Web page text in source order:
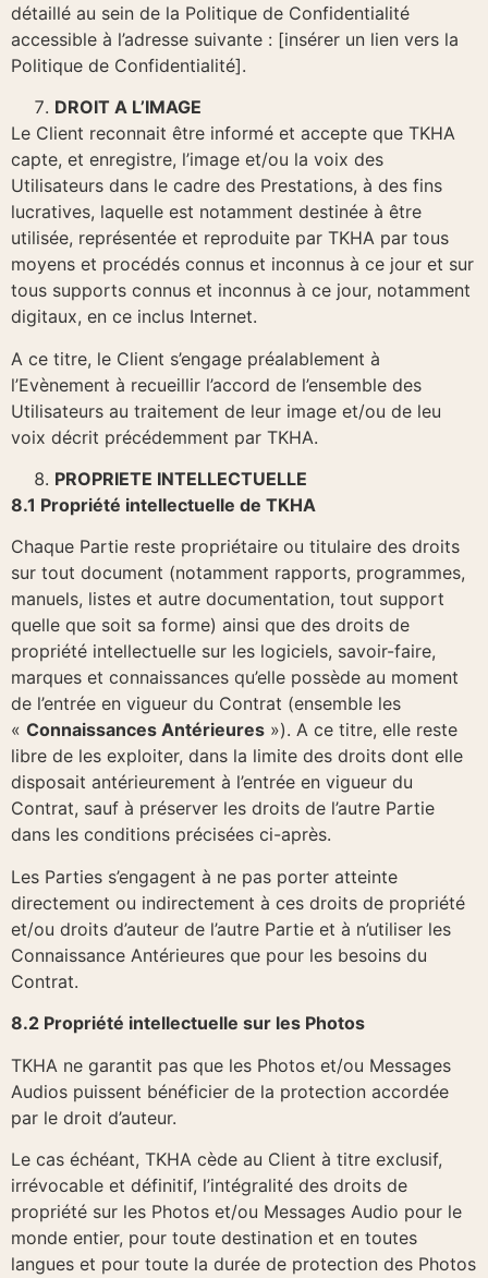
détaillé au sein de la Politique de Confidentialité
accessible à l’adresse suivante : [insérer un lien vers la
Politique de Confidentialité].
DROIT A L’IMAGE
Le Client reconnait être informé et accepte que TKHA
capte, et enregistre, l’image et/ou la voix des
Utilisateurs dans le cadre des Prestations, à des fins
lucratives, laquelle est notamment destinée à être
utilisée, représentée et reproduite par TKHA par tous
moyens et procédés connus et inconnus à ce jour et sur
tous supports connus et inconnus à ce jour, notamment
digitaux, en ce inclus Internet.
A ce titre, le Client s’engage préalablement à
l’Evènement à recueillir l’accord de l’ensemble des
Utilisateurs au traitement de leur image et/ou de leu
voix décrit précédemment par TKHA.
PROPRIETE INTELLECTUELLE
8.1 Propriété intellectuelle de TKHA
Chaque Partie reste propriétaire ou titulaire des droits
sur tout document (notamment rapports, programmes,
manuels, listes et autre documentation, tout support
quelle que soit sa forme) ainsi que des droits de
propriété intellectuelle sur les logiciels, savoir-faire,
marques et connaissances qu’elle possède au moment
de l’entrée en vigueur du Contrat (ensemble les
« Connaissances Antérieures »). A ce titre, elle reste
libre de les exploiter, dans la limite des droits dont elle
disposait antérieurement à l’entrée en vigueur du
Contrat, sauf à préserver les droits de l’autre Partie
dans les conditions précisées ci-après.
Les Parties s’engagent à ne pas porter atteinte
directement ou indirectement à ces droits de propriété
et/ou droits d’auteur de l’autre Partie et à n’utiliser les
Connaissance Antérieures que pour les besoins du
Contrat.
8.2 Propriété intellectuelle sur les Photos
TKHA ne garantit pas que les Photos et/ou Messages
Audios puissent bénéficier de la protection accordée
par le droit d’auteur.
Le cas échéant, TKHA cède au Client à titre exclusif,
irrévocable et définitif, l’intégralité des droits de
propriété sur les Photos et/ou Messages Audio pour le
monde entier, pour toute destination et en toutes
langues et pour toute la durée de protection des Photos